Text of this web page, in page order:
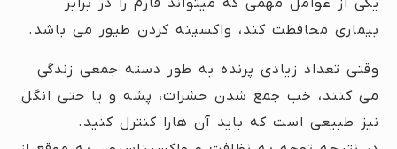
یکی از عوامل مهمی که میتواند فارم را در برابر
بیماری محافظت کند، واکسینه کردن طیور می باشد.
وقتی تعداد زیادی پرنده به طور دسته جمعی زندگی
می کنند، خب جمع شدن حشرات، پشه و یا حتی انگل
نیز طبیعی است که باید آن هارا کنترل کنید.